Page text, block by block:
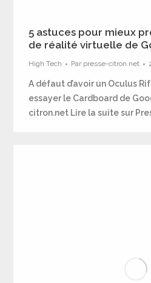
5 astuces pour mieux
de réalité virtuelle de
High Tech Par presse-citron.net
A défaut d’avoir un Oculus
essayer le Cardboard de
citron.net Lire la suite sur